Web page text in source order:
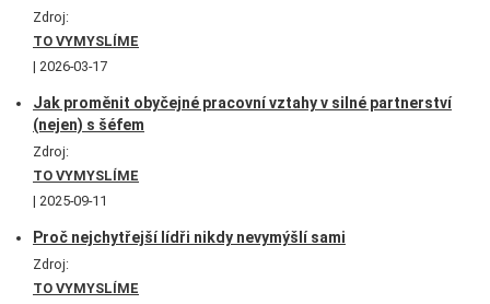
Zdroj:
TO VYMYSLÍME
2026-03-17
Jak proměnit obyčejné pracovní vztahy v silné partnerství
(nejen) s šéfem
Zdroj:
TO VYMYSLÍME
2025-09-11
Proč nejchytřejší lídři nikdy nevymýšlí sami
Zdroj:
TO VYMYSLÍME